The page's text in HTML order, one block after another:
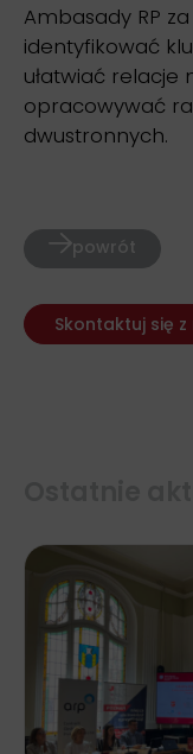
Ambasady RP
identyfikować
ułatwiać relacje
opracowywać
dwustronnych.
powrót
Skontaktuj się z